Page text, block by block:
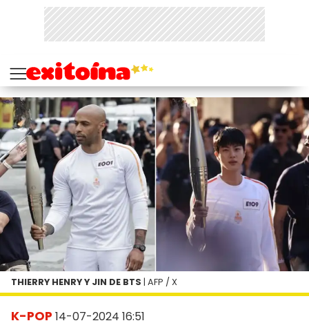
K-POP 14-07-2024 16:51
THIERRY HENRY Y JIN DE BTS | AFP / X